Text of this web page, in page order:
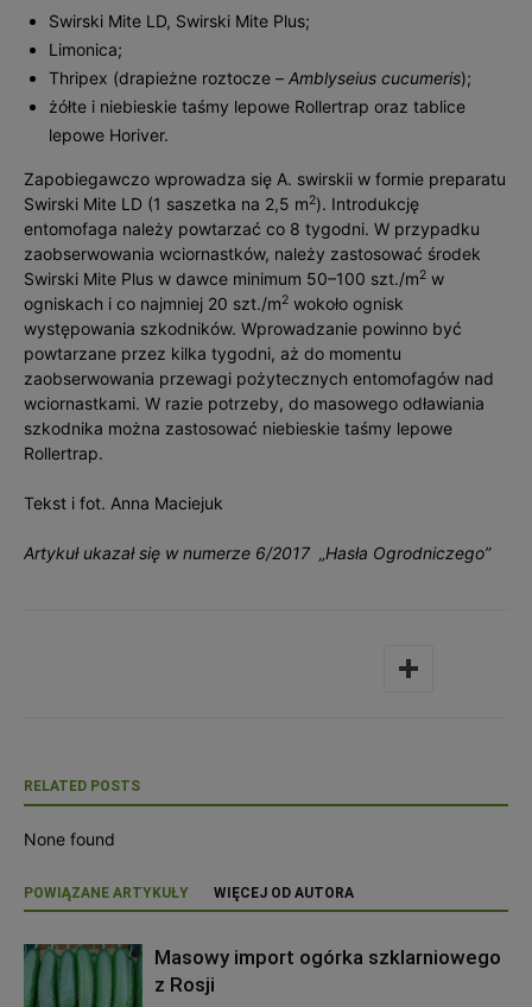
Swirski Mite LD, Swirski Mite Plus;
Limonica;
Thripex (drapieżne roztocze – Amblyseius cucumeris);
żółte i niebieskie taśmy lepowe Rollertrap oraz tablice
lepowe Horiver.
Zapobiegawczo wprowadza się A. swirskii w formie preparatu
Swirski Mite LD (1 saszetka na 2,5 m2). Introdukcję
entomofaga należy powtarzać co 8 tygodni. W przypadku
zaobserwowania wciornastków, należy zastosować środek
Swirski Mite Plus w dawce minimum 50–100 szt./m2 w
ogniskach i co najmniej 20 szt./m2 wokoło ognisk
występowania szkodników. Wprowadzanie powinno być
powtarzane przez kilka tygodni, aż do momentu
zaobserwowania przewagi pożytecznych entomofagów nad
wciornastkami. W razie potrzeby, do masowego odławiania
szkodnika można zastosować niebieskie taśmy lepowe
Rollertrap.
Tekst i fot. Anna Maciejuk
Artykuł ukazał się w numerze 6/2017 „Hasła Ogrodniczego”
RELATED POSTS
None found
POWIĄZANE ARTYKUŁY WIĘCEJ OD AUTORA
Masowy import ogórka szklarniowego
z Rosji